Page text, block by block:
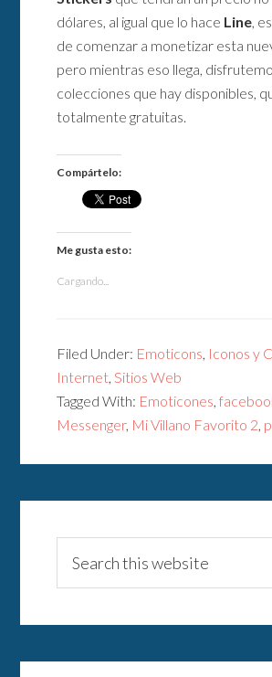
dólares, al igual que lo hace Line,
de comenzar a monetizar esta
pero mientras eso llega,
colecciones que hay disponibles,
totalmente gratuitas.
Compártelo:
Me gusta esto:
Cargando...
Filed Under: Emoticons, Iconos y
Internet,Sitios Web
Tagged With: Emoticones,
Messenger, Mi Villano Favorito 2,